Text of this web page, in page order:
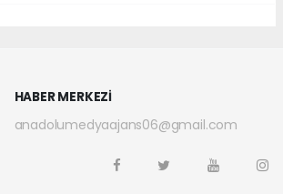
HABER MERKEZİ
anadolumedyaajans06@gmail.com